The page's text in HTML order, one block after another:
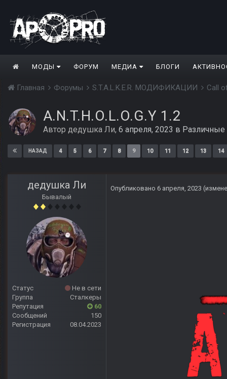
МОДЫ ФОРУМ МЕДИА БЛОГИ
Главная Форумы S.T.A.L.K.E.R. МОДИФИКАЦИИ Call
A.N.T.H.O.L.O.G.Y 1.2
Автор дедушка Ли, 6 апреля, 2023 в Различные
НАЗАД 4 5 6 7 8 9 10 11 12 13 14
дедушка Ли
Бывалый
Статус
Не в сети
Группа
Сталкеры
Репутация
60
Сообщений
150
Регистрация
08.04.2023
Опубликовано 6 апреля, 2023